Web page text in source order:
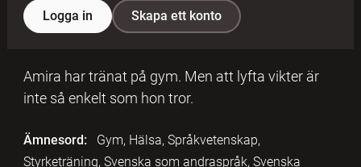
Logga in
Skapa ett konto
Amira har tränat på gym. Men att lyfta vikter är
inte så enkelt som hon tror.
Ämnesord:
Gym, Hälsa, Språkvetenskap,
Styrketräning, Svenska som andraspråk, Svenska